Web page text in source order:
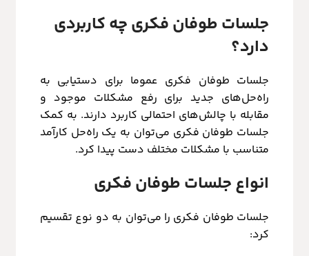
جلسات طوفان فکری چه کاربردی
دارد؟
جلسات طوفان فکری عموما برای دستیابی به
راه‌حل‌های جدید برای رفع مشکلات موجود و
مقابله با چالش‌های احتمالی کاربرد دارند. به کمک
جلسات طوفان فکری می‌توان به یک راه‌حل کارآمد
متناسب با مشکلات مختلف دست پیدا کرد.
انواع جلسات طوفان فکری
جلسات طوفان فکری را می‌توان به دو نوع تقسیم
کرد: